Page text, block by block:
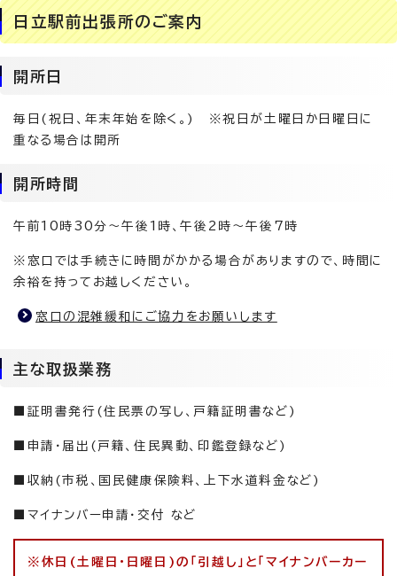
日立駅前出張所のご案内
開所日
毎日(祝日、年末年始を除く。) ※祝日が土曜日か日曜日に
重なる場合は開所
開所時間
午前10時30分～午後1時、午後2時～午後7時
※窓口では手続きに時間がかかる場合がありますので、時間に
余裕を持ってお越しください。
窓口の混雑緩和にご協力をお願いします
主な取扱業務
■証明書発行(住民票の写し、戸籍証明書など)
■申請・届出(戸籍、住民異動、印鑑登録など)
■収納(市税、国民健康保険料、上下水道料金など)
■マイナンバー申請・交付 など
※休日(土曜日・日曜日)の「引越し」と「マイナンバーカー